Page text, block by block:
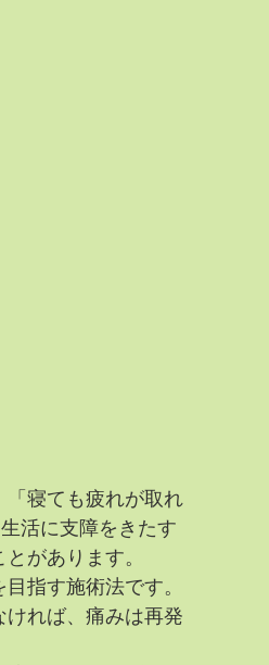
「寝ても疲れが取れ
活に支障をきたす
があります。
指す施術法です。
れば、痛みは再発